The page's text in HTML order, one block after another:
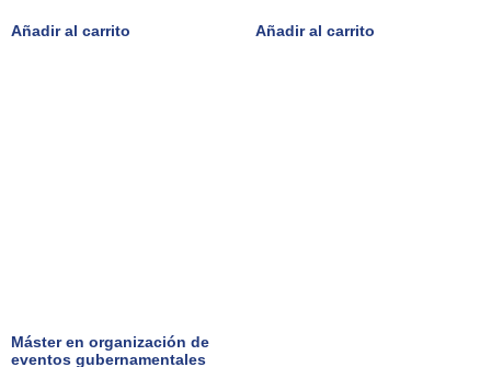
Añadir al carrito Añadir al carrito
Máster en organización de
eventos gubernamentales